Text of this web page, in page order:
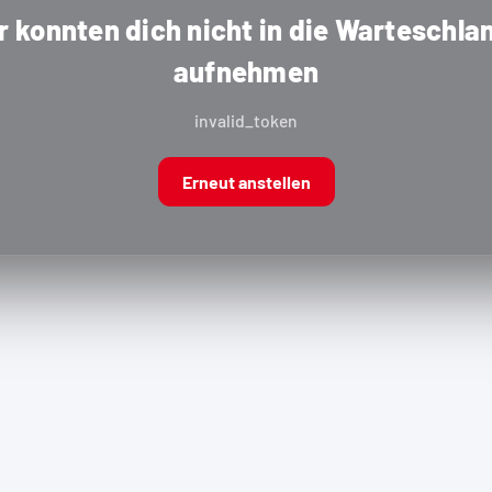
konnten dich nicht in die
aufnehmen
invalid_token
Erneut anstellen